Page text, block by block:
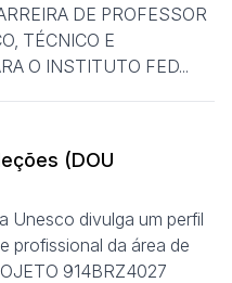
DE PROFESSOR
TÉCNICO E
O INSTITUTO FED...
(DOU
Unesco divulga um perfil
profissional da área de
914BRZ4027